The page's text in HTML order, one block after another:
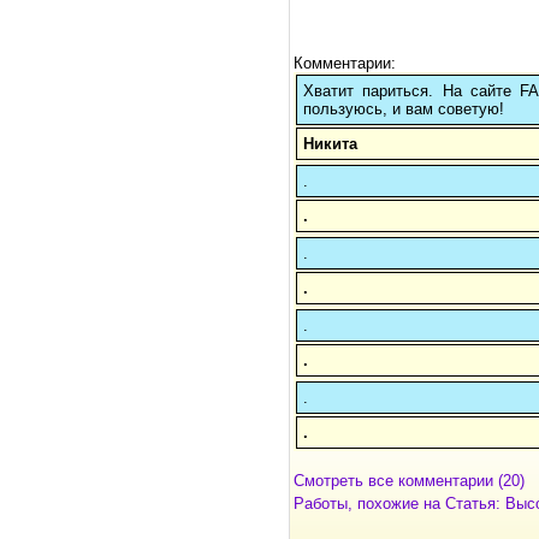
Комментарии:
Хватит париться. На сайте
пользуюсь, и вам советую!
Никита
.
.
.
.
Смотреть все комментарии (20)
Работы, похожие на Статья: